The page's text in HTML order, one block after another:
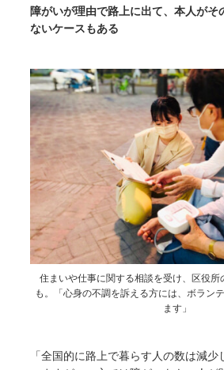
障がいが理由で路上に出て、本人がそ
ないケースもある
住まいや仕事に関する相談を受け、区役所
も。「心身の不調を訴える方には、ボラン
ます」
「全国的に路上で暮らす人の数は減